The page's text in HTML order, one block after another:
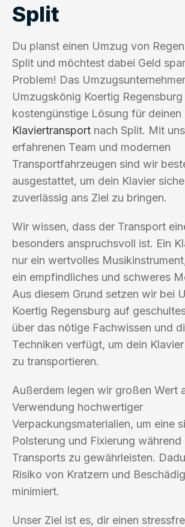
Split
Du planst einen Umzug von
Split und möchtest dabei Geld
Problem! Das
Umzugskönig Koertig
kostengünstige Lösung für deinen
Klaviertransport nach Split. Mit
erfahrenen Team und modernen
Transportfahrzeugen sind wir
ausgestattet, um dein Klavier
zuverlässig ans Ziel zu bringen.
Wir wissen, dass der Transport
besonders anspruchsvoll ist. Ein
nur ein wertvolles
ein empfindliches und schweres
Aus diesem Grund setzen wir bei
Koertig Regensburg auf
über das nötige Fachwissen und
Techniken verfügt, um dein
zu transportieren.
Außerdem legen wir großen Wert
Verwendung hochwertiger
Verpackungsmaterialien, um eine
Polsterung und Fixierung während
Transports zu gewährleisten.
Risiko von Kratzern und
minimiert.
Unser Ziel ist es, dir einen